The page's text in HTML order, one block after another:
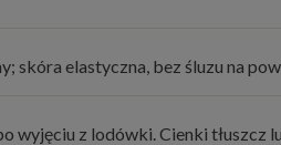
skóra elastyczna, bez śluzu na
wyjęciu z lodówki. Cienki tłuszcz